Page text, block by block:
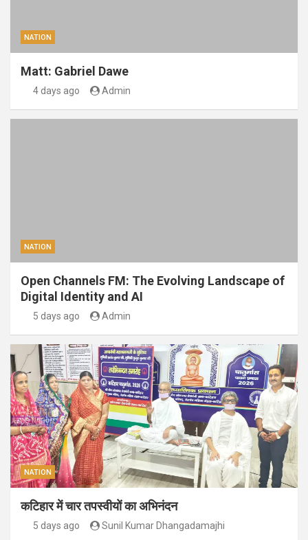
NATION
Matt: Gabriel Dawe
4 days ago Admin
NATION
Open Channels FM: The Evolving Landscape of
Digital Identity and AI
5 days ago Admin
NATION
कटिहार में चार तपस्वीयों का अभिनंदन
5 days ago Sunil Kumar Dhangadamajhi